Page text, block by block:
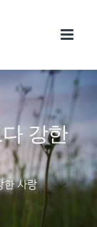
강한
한 사랑